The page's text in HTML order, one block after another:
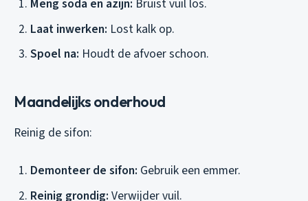
Meng soda en azijn: Bruist vuil los.
Laat inwerken: Lost kalk op.
Spoel na: Houdt de afvoer schoon.
Maandelijks onderhoud
Reinig de sifon:
Demonteer de sifon: Gebruik een emmer.
Reinig grondig: Verwijder vuil.